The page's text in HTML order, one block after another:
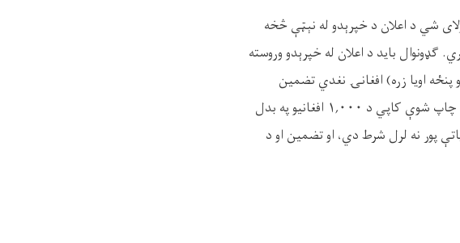
شي د اعلان د خپرېدو له نېټې څخه
ګډونوال باید د اعلان له خپرېدو وروسته
نغدي تضمین
۱,۰۰۰ افغانیو
په بدل
پور نه لرل شرط دي، او تضمین او د